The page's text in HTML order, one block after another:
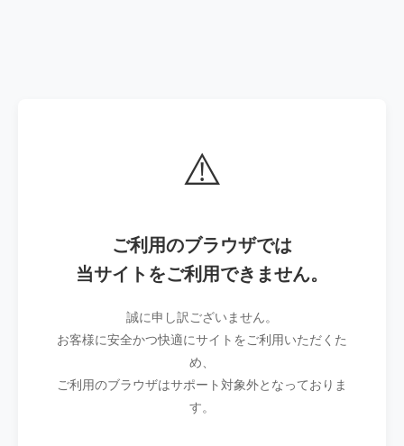
⚠️
ご利用のブラウザでは
当サイトをご利用できません。
誠に申し訳ございません。
お客様に安全かつ快適にサイトをご利用いただくた
め、
ご利用のブラウザはサポート対象外となっておりま
す。